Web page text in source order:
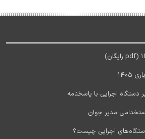
دستگاه اجرایی با پاسخنامه
مدیر جوان
اجرایی چیست؟